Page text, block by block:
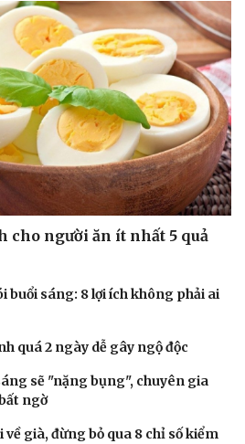
cho người ăn ít nhất 5 quả
buổi sáng: 8 lợi ích không phải ai
quá 2 ngày dễ gây ngộ độc
sẽ "nặng bụng", chuyên gia
ngờ
già, đừng bỏ qua 8 chỉ số kiểm